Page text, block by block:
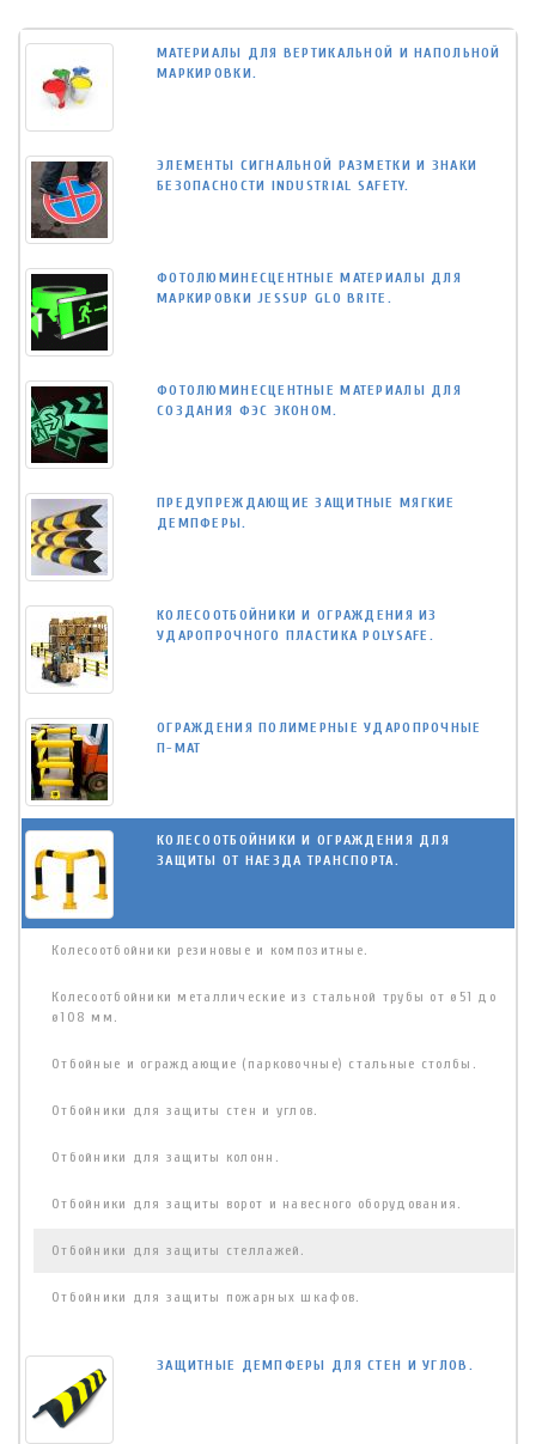
МАТЕРИАЛЫ ДЛЯ ВЕРТИКАЛЬНОЙ И НАПОЛЬНОЙ
МАРКИРОВКИ.
ЭЛЕМЕНТЫ СИГНАЛЬНОЙ РАЗМЕТКИ И ЗНАКИ
БЕЗОПАСНОСТИ INDUSTRIAL SAFETY.
ФОТОЛЮМИНЕСЦЕНТНЫЕ МАТЕРИАЛЫ ДЛЯ
МАРКИРОВКИ JESSUP GLO BRITE.
ФОТОЛЮМИНЕСЦЕНТНЫЕ МАТЕРИАЛЫ ДЛЯ
СОЗДАНИЯ ФЭС ЭКОНОМ.
ПРЕДУПРЕЖДАЮЩИЕ ЗАЩИТНЫЕ МЯГКИЕ
ДЕМПФЕРЫ.
КОЛЕСООТБОЙНИКИ И ОГРАЖДЕНИЯ ИЗ
УДАРОПРОЧНОГО ПЛАСТИКА POLYSAFE.
ОГРАЖДЕНИЯ ПОЛИМЕРНЫЕ УДАРОПРОЧНЫЕ
П-МАТ
КОЛЕСООТБОЙНИКИ И ОГРАЖДЕНИЯ ДЛЯ
ЗАЩИТЫ ОТ НАЕЗДА ТРАНСПОРТА.
Колесоотбойники резиновые и композитные.
Колесоотбойники металлические из стальной трубы от ø51 до
ø108 мм.
Отбойные и ограждающие (парковочные) стальные столбы.
Отбойники для защиты стен и углов.
Отбойники для защиты колонн.
Отбойники для защиты ворот и навесного оборудования.
Отбойники для защиты стеллажей.
Отбойники для защиты пожарных шкафов.
ЗАЩИТНЫЕ ДЕМПФЕРЫ ДЛЯ СТЕН И УГЛОВ.